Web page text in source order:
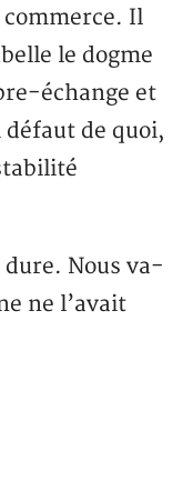
Il
le dogme
échange et
de quoi,
dure. Nous va-
ne l’avait